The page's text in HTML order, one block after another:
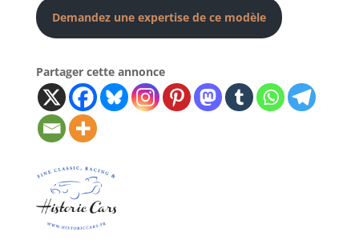
Demandez une expertise de ce modèle
Partager cette annonce